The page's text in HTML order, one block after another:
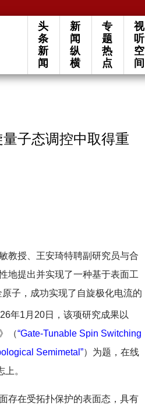
头
条
新
闻
新
闻
纵
横
专
题
热
点
视
听
空
间
子态调控中取得重
教授、王安琦特聘副研究员与合
地提出并实现了一种基于表面工
子，成功实现了自旋极化电流的
年1月20日，该项研究成果以
》 （“Gate-Tunable Spin Switching
Semimetal ”）为题，在线
上。
存在受拓扑保护的表面态，具有